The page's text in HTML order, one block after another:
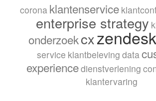
corona klantenservice
enterprise strategy
onderzoekcxzendesk
service klantbeleving data
experiencedienstverlening
klantervaring